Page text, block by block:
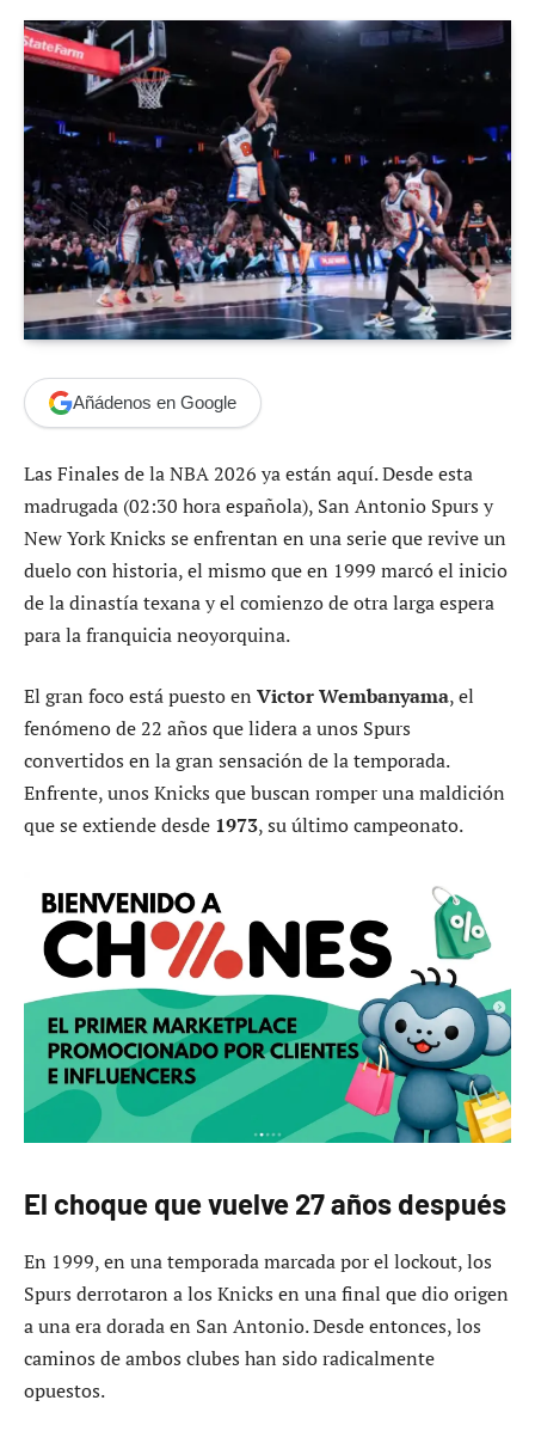
Añádenos en Google
Las Finales de la NBA 2026 ya están aquí. Desde esta
madrugada (02:30 hora española), San Antonio Spurs y
New York Knicks se enfrentan en una serie que revive un
duelo con historia, el mismo que en 1999 marcó el inicio
de la dinastía texana y el comienzo de otra larga espera
para la franquicia neoyorquina.
El gran foco está puesto en Victor Wembanyama, el
fenómeno de 22 años que lidera a unos Spurs
convertidos en la gran sensación de la temporada.
Enfrente, unos Knicks que buscan romper una maldición
que se extiende desde 1973, su último campeonato.
El choque que vuelve 27 años después
En 1999, en una temporada marcada por el lockout, los
Spurs derrotaron a los Knicks en una final que dio origen
a una era dorada en San Antonio. Desde entonces, los
caminos de ambos clubes han sido radicalmente
opuestos.